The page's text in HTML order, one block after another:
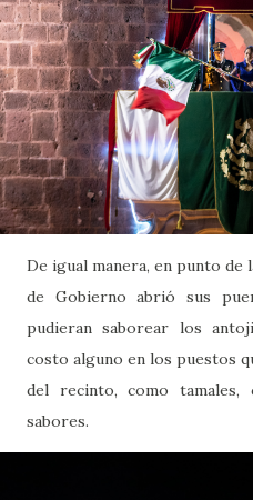
De igual manera, en punto de
de Gobierno abrió sus
pudieran saborear los
costo alguno en los puestos
del recinto, como tamales,
sabores.